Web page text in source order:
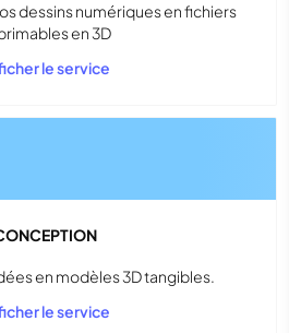
dessins numériques en fichiers
en 3D
le service
en modèles 3D tangibles.
le service